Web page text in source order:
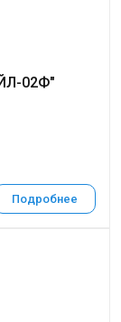
02Ф"
Подробнее